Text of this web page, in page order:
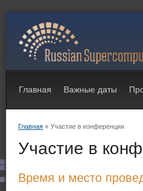
Главная Важные даты
Главная » Участие в конференции
Участие в
Время и место